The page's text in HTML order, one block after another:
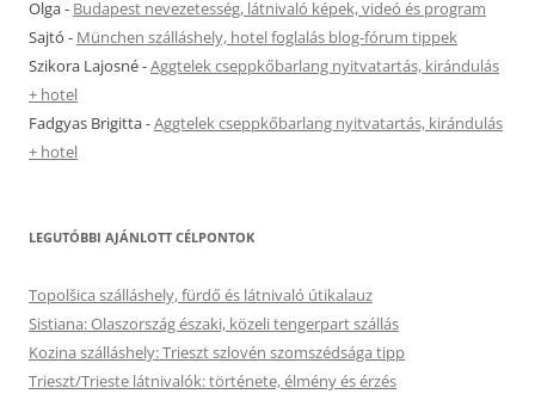
Olga- Budapest nevezetesség, látnivaló képek, videó és program
Sajtó - München szálláshely, hotel foglalás blog-fórum tippek
Szikora Lajosné-Aggtelek cseppkőbarlang nyitvatartás, kirándulás
+ hotel
Fadgyas Brigitta-Aggtelek cseppkőbarlang nyitvatartás, kirándulás
+ hotel
LEGUTÓBBI AJÁNLOTT CÉLPONTOK
Topolšica szálláshely, fürdő és látnivaló útikalauz
Sistiana: Olaszország északi, közeli tengerpart szállás
Kozina szálláshely: Trieszt szlovén szomszédsága tipp
Trieszt/Trieste látnivalók: története, élmény és érzés